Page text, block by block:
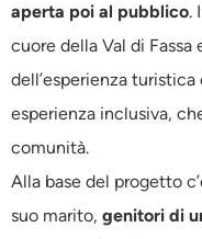
aperta poi al pubblico.
cuore della Val di
dell’esperienza
esperienza inclusiva,
comunità.
Alla base del progetto
suo marito, genitori di